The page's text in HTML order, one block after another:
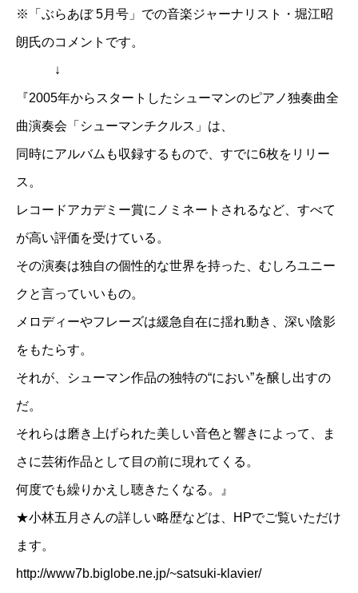
※「ぶらあぼ 5月号」での音楽ジャーナリスト・堀江昭
朗氏のコメントです。
↓
『2005年からスタートしたシューマンのピアノ独奏曲全
曲演奏会「シューマンチクルス」は、
同時にアルバムも収録するもので、すでに6枚をリリー
ス。
レコードアカデミー賞にノミネートされるなど、すべて
が高い評価を受けている。
その演奏は独自の個性的な世界を持った、むしろユニー
クと言っていいもの。
メロディーやフレーズは緩急自在に揺れ動き、深い陰影
をもたらす。
それが、シューマン作品の独特の“におい”を醸し出すの
だ。
それらは磨き上げられた美しい音色と響きによって、ま
さに芸術作品として目の前に現れてくる。
何度でも繰りかえし聴きたくなる。』
★小林五月さんの詳しい略歴などは、HPでご覧いただけ
ます。
http://www7b.biglobe.ne.jp/~satsuki-klavier/